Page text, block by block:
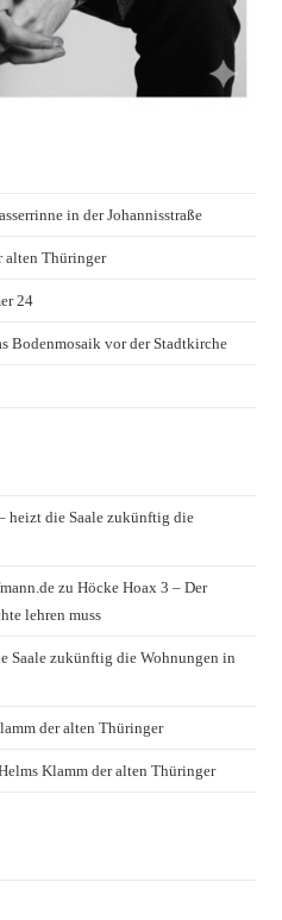
in der Johannisstraße
alten Thüringer
24
Bodenmosaik vor der Stadtkirche
heizt die Saale zukünftig die
zuHöcke Hoax 3 – Der
lehren muss
Saale zukünftig die Wohnungen in
der alten Thüringer
Klamm der alten Thüringer